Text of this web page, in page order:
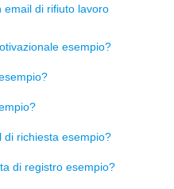
email di rifiuto lavoro
esempio?
di richiesta esempio?
di registro esempio?